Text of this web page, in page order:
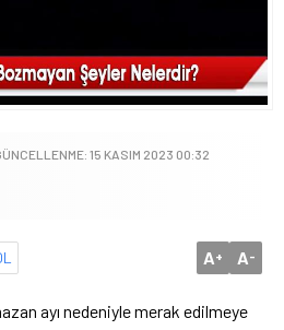
15 KASIM 2023 00:32
A+ A-
ayı nedeniyle merak edilmeye